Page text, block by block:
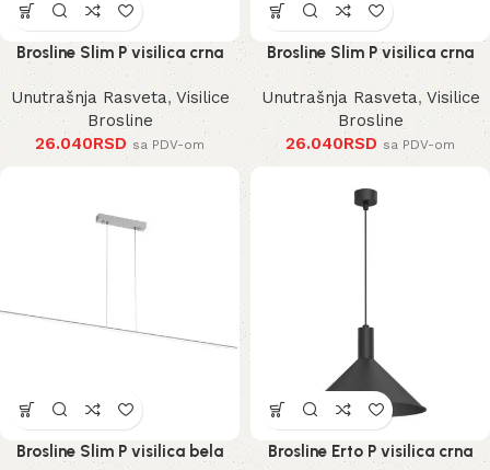
Brosline Slim P visilica crna
Unutrašnja Rasveta, Visilice
Brosline
26.040RSD sa PDV-om
Brosline Slim P visilica crna
Unutrašnja Rasveta, Visilice
Brosline
26.040RSD sa PDV-om
Brosline Slim P visilica bela Brosline Erto P visilica crna